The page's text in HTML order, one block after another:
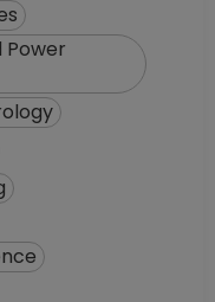
Power